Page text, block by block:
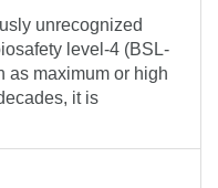
unrecognized
level-4 (BSL-
as maximum or high
it is